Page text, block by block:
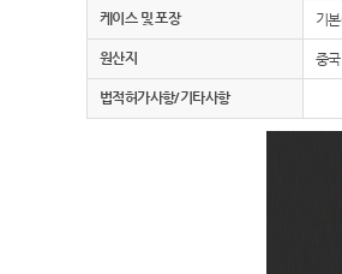
케이스 및 포장 기
원산지 중국
법적허가사항/기타사항